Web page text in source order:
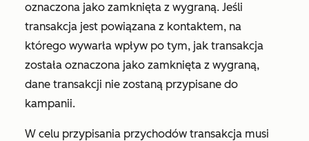
oznaczona jako zamknięta z wygraną. Jeśli
transakcja jest powiązana z kontaktem, na
którego wywarła wpływ po tym, jak transakcja
została oznaczona jako zamknięta z wygraną,
dane transakcji nie zostaną przypisane do
kampanii.
W celu przypisania przychodów transakcja musi